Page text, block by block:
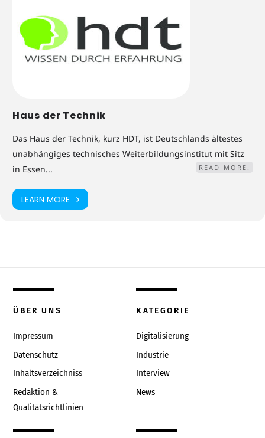
Haus der Technik
Das Haus der Technik, kurz HDT, ist Deutschlands ältestes
unabhängiges technisches Weiterbildungsinstitut mit Sitz
in Essen...
READ MORE.
LEARN MORE
ÜBER UNS
Impressum
Datenschutz
Inhaltsverzeichniss
Redaktion &
Qualitätsrichtlinien
KATEGORIE
Digitalisierung
Industrie
Interview
News